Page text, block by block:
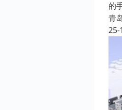
的
青
25-